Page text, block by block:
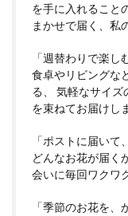
を手に入れること
まかせで届く、私
「週替わりで楽し
食卓やリビングな
る、 気軽なサイ
を束ねてお届けし
「ポストに届いて
どんなお花が届く
会いに毎回ワクワ
「季節のお花を、